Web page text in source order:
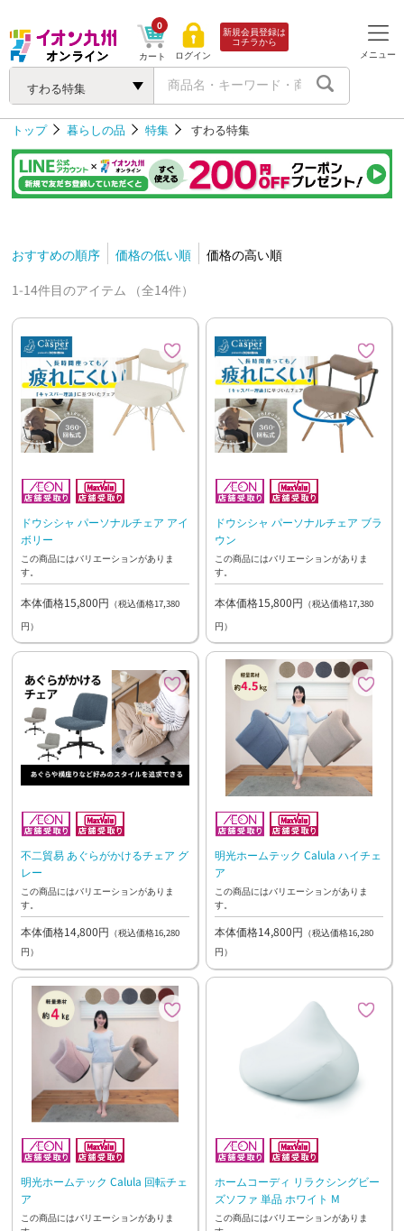
すわる特集
カート
0
ログイン
新規会員登録は
コチラから
メニュー
トップ 暮らしの品 特集 すわる特集
おすすめの順序 価格の低い順
価格の高い順
1-14件目のアイテム （全14件）
ドウシシャ パーソナルチェア アイ
ボリー
この商品にはバリエーションがありま
す。
本体価格15,800円 （税込価格17,380
円）
ドウシシャ パーソナルチェア ブラ
ウン
この商品にはバリエーションがありま
す。
本体価格15,800円 （税込価格17,380
円）
不二貿易 あぐらがかけるチェア グ
レー
この商品にはバリエーションがありま
す。
本体価格14,800円 （税込価格16,280
円）
明光ホームテック Calula ハイチェ
ア
この商品にはバリエーションがありま
す。
本体価格14,800円 （税込価格16,280
円）
明光ホームテック Calula 回転チェ
ア
この商品にはバリエーションがありま
ホームコーディ リラクシングビー
ズソファ 単品 ホワイト M
この商品にはバリエーションがありま